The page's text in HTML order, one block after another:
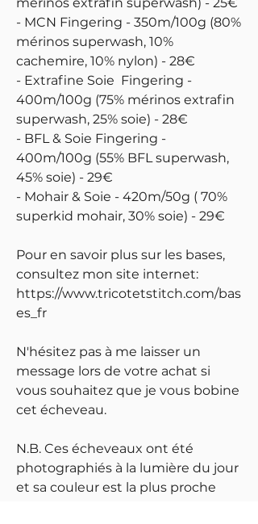
- MCN Fingering - 350m/100g (80%
mérinos superwash, 10%
cachemire, 10% nylon) - 28€
- Extrafine Soie Fingering -
400m/100g (75% mérinos extrafin
superwash, 25% soie) - 28€
- BFL & Soie Fingering -
400m/100g (55% BFL superwash,
45% soie) - 29€
- Mohair & Soie - 420m/50g ( 70%
superkid mohair, 30% soie) - 29€
Pour en savoir plus sur les bases,
consultez mon site internet:
https://www.tricotetstitch.com/bas
es_fr
N'hésitez pas à me laisser un
message lors de votre achat si
vous souhaitez que je vous bobine
cet écheveau.
N.B. Ces écheveaux ont été
photographiés à la lumière du jour
et sa couleur est la plus proche